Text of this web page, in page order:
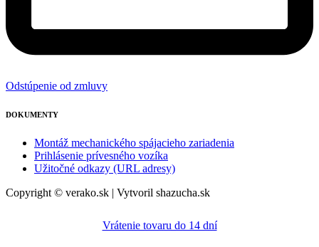
Odstúpenie od zmluvy
DOKUMENTY
Montáž mechanického spájacieho zariadenia
Prihlásenie prívesného vozíka
Užitočné odkazy (URL adresy)
Copyright © verako.sk | Vytvoril shazucha.sk
Vrátenie tovaru do 14 dní